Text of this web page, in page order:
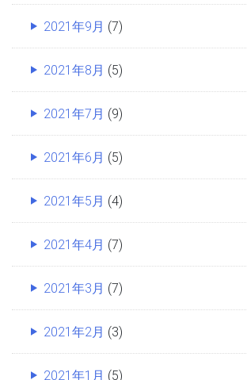
2021年9月 (7)
2021年8月 (5)
2021年7月 (9)
2021年6月 (5)
2021年5月 (4)
2021年4月 (7)
2021年3月 (7)
2021年2月 (3)
2021年1月 (5)